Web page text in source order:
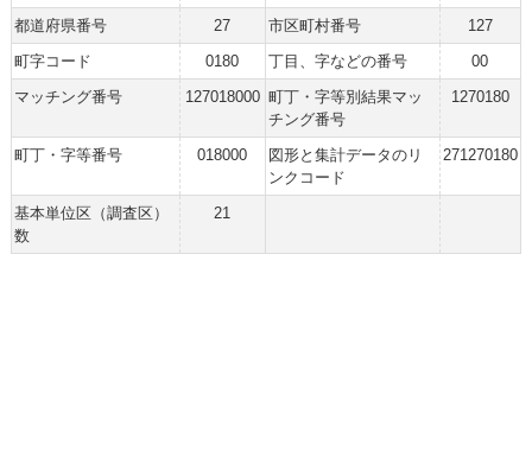
都道府県番号 27 市区町村番号
127
町字コード
0180 丁目、字などの番号
00
マッチング番号
127018000 町丁・字等別結果マッ
チング番号
1270180
町丁・字等番号 018000
図形と集計データのリ
ンクコード
271270180
基本単位区（調査区）
数
21